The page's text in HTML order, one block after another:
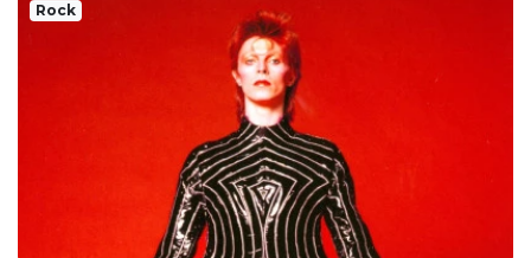
Rock